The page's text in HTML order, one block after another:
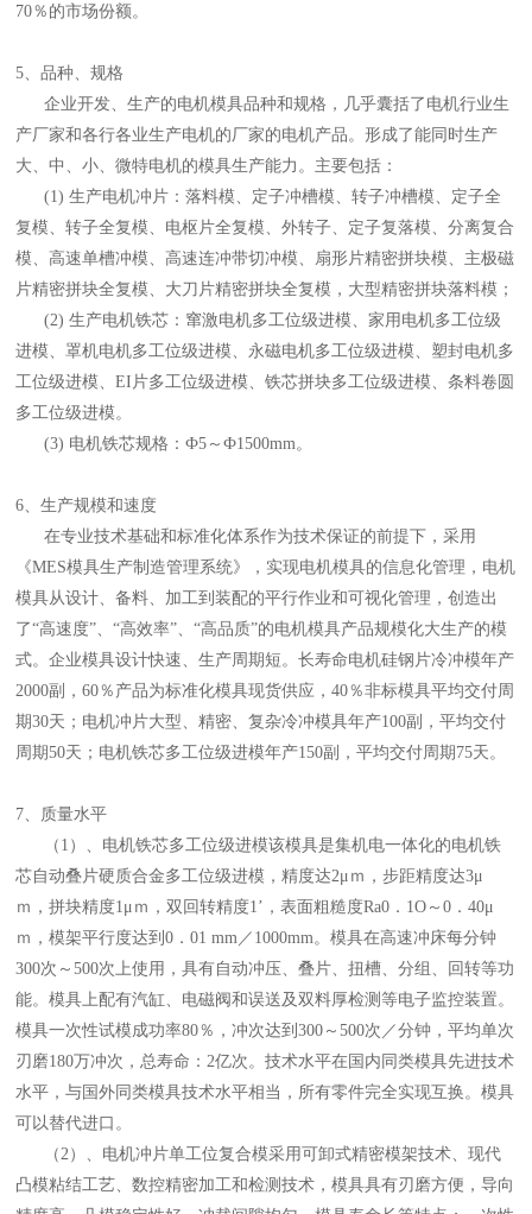
70％的市场份额。
5、品种、规格
企业开发、生产的电机模具品种和规格，几乎囊括了电机行业生
产厂家和各行各业生产电机的厂家的电机产品。形成了能同时生产
大、中、小、微特电机的模具生产能力。主要包括：
(1) 生产电机冲片：落料模、定子冲槽模、转子冲槽模、定子全
复模、转子全复模、电枢片全复模、外转子、定子复落模、分离复合
模、高速单槽冲模、高速连冲带切冲模、扇形片精密拼块模、主极磁
片精密拼块全复模、大刀片精密拼块全复模，大型精密拼块落料模；
(2) 生产电机铁芯：窜激电机多工位级进模、家用电机多工位级
进模、罩机电机多工位级进模、永磁电机多工位级进模、塑封电机多
工位级进模、EI片多工位级进模、铁芯拼块多工位级进模、条料卷圆
多工位级进模。
(3) 电机铁芯规格：Ф5～Ф1500mm。
6、生产规模和速度
在专业技术基础和标准化体系作为技术保证的前提下，采用
《MES模具生产制造管理系统》，实现电机模具的信息化管理，电机
模具从设计、备料、加工到装配的平行作业和可视化管理，创造出
了“高速度”、“高效率”、“高品质”的电机模具产品规模化大生产的模
式。企业模具设计快速、生产周期短。长寿命电机硅钢片冷冲模年产
2000副，60％产品为标准化模具现货供应，40％非标模具平均交付周
期30天；电机冲片大型、精密、复杂冷冲模具年产100副，平均交付
周期50天；电机铁芯多工位级进模年产150副，平均交付周期75天。
7、质量水平
（1）、电机铁芯多工位级进模该模具是集机电一体化的电机铁
芯自动叠片硬质合金多工位级进模，精度达2μｍ，步距精度达3μ
ｍ，拼块精度1μｍ，双回转精度1’，表面粗糙度Ra0．1O～0．40μ
ｍ，模架平行度达到0．01 mm／1000mm。模具在高速冲床每分钟
300次～500次上使用，具有自动冲压、叠片、扭槽、分组、回转等功
能。模具上配有汽缸、电磁阀和误送及双料厚检测等电子监控装置。
模具一次性试模成功率80％，冲次达到300～500次／分钟，平均单次
刃磨180万冲次，总寿命：2亿次。技术水平在国内同类模具先进技术
水平，与国外同类模具技术水平相当，所有零件完全实现互换。模具
可以替代进口。
（2）、电机冲片单工位复合模采用可卸式精密模架技术、现代
凸模粘结工艺、数控精密加工和检测技术，模具具有刃磨方便，导向